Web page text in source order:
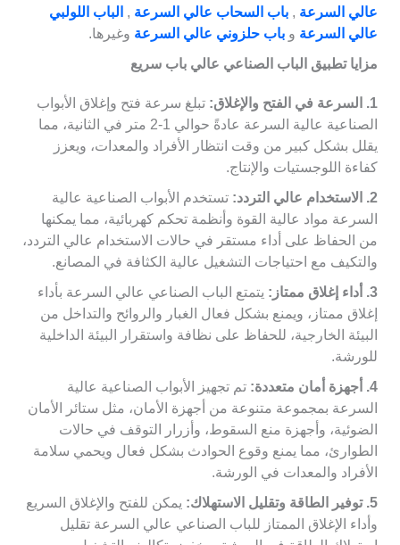
عالي السرعة , باب السحاب عالي السرعة , الباب اللولبي
عالي السرعة و باب حلزوني عالي السرعة وغيرها.
مزايا تطبيق الباب الصناعي عالي باب سريع
1. السرعة في الفتح والإغلاق:
تبلغ سرعة فتح وإغلاق الأبواب
الصناعية عالية السرعة عادةً حوالي 1-2 متر في الثانية، مما
يقلل بشكل كبير من وقت انتظار الأفراد والمعدات، ويعزز
كفاءة اللوجستيات والإنتاج.
2. الاستخدام عالي التردد:
تستخدم الأبواب الصناعية عالية
السرعة مواد عالية القوة وأنظمة تحكم كهربائية، مما يمكنها
من الحفاظ على أداء مستقر في حالات الاستخدام عالي التردد،
والتكيف مع احتياجات التشغيل عالية الكثافة في المصانع.
3. أداء إغلاق ممتاز:
يتمتع الباب الصناعي عالي السرعة بأداء
إغلاق ممتاز، ويمنع بشكل فعال الغبار والروائح والتداخل من
البيئة الخارجية، للحفاظ على نظافة واستقرار البيئة الداخلية
للورشة.
4. أجهزة أمان متعددة:
تم تجهيز الأبواب الصناعية عالية
السرعة بمجموعة متنوعة من أجهزة الأمان، مثل ستائر الأمان
الضوئية، وأجهزة منع السقوط، وأزرار التوقف في حالات
الطوارئ، مما يمنع وقوع الحوادث بشكل فعال ويحمي سلامة
الأفراد والمعدات في الورشة.
5. توفير الطاقة وتقليل الاستهلاك:
يمكن للفتح والإغلاق السريع
وأداء الإغلاق الممتاز للباب الصناعي عالي السرعة تقليل